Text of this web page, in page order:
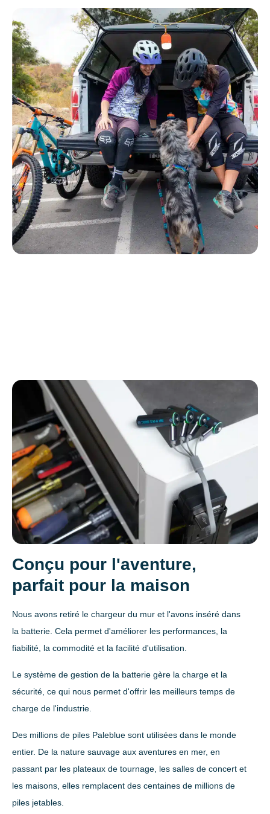
Anglais
Conçu pour l'aventure,
parfait pour la maison
Nous avons retiré le chargeur du mur et l'avons inséré dans
la batterie. Cela permet d'améliorer les performances, la
fiabilité, la commodité et la facilité d'utilisation.
Le système de gestion de la batterie gère la charge et la
sécurité, ce qui nous permet d'offrir les meilleurs temps de
charge de l'industrie.
Des millions de piles Paleblue sont utilisées dans le monde
entier. De la nature sauvage aux aventures en mer, en
passant par les plateaux de tournage, les salles de concert et
les maisons, elles remplacent des centaines de millions de
piles jetables.